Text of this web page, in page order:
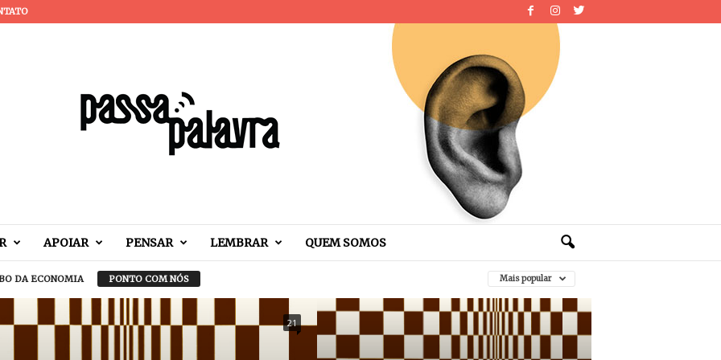
APOIAR PENSAR LEMBRAR QUEM SOMOS
DA ECONOMIA PONTO COM NÓS Mais popular
21